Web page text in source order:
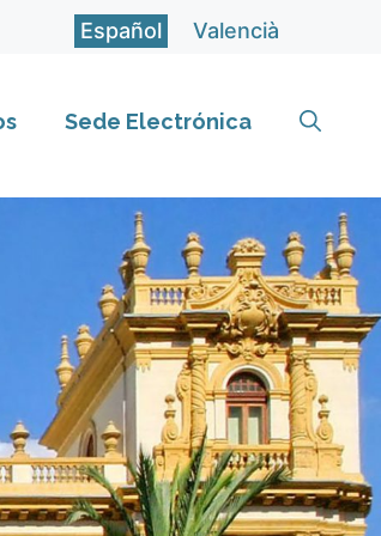
Español Valencià
Sede Electrónica